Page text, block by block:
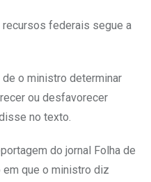
recursos federais segue a
de o ministro determinar
ou desfavorecer
no texto.
do jornal Folha de
em que o ministro diz